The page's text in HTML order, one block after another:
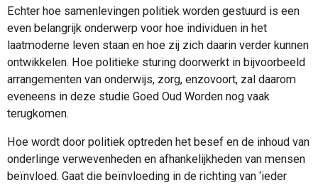
Echter hoe samenlevingen politiek worden gestuurd is een
even belangrijk onderwerp voor hoe individuen in het
laatmoderne leven staan en hoe zij zich daarin verder kunnen
ontwikkelen. Hoe politieke sturing doorwerkt in bijvoorbeeld
arrangementen van onderwijs, zorg, enzovoort, zal daarom
eveneens in deze studie Goed Oud Worden nog vaak
terugkomen.
Hoe wordt door politiek optreden het besef en de inhoud van
onderlinge verwevenheden en afhankelijkheden van mensen
beïnvloed. Gaat die beïnvloeding in de richting van ‘ieder